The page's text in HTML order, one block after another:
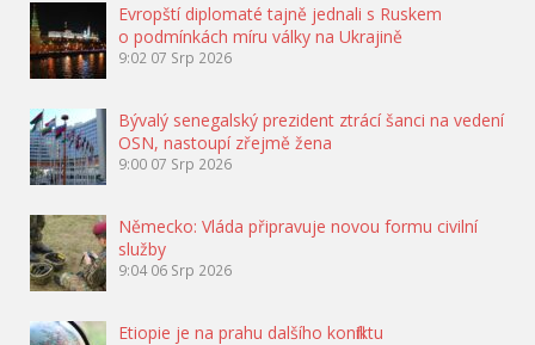
Evropští diplomaté tajně jednali s Ruskem
o podmínkách míru války na Ukrajině
9:02 07 Srp 2026
Bývalý senegalský prezident ztrácí šanci na vedení
OSN, nastoupí zřejmě žena
9:00 07 Srp 2026
Německo: Vláda připravuje novou formu civilní
služby
9:04 06 Srp 2026
Etiopie je na prahu dalšího konfliktu